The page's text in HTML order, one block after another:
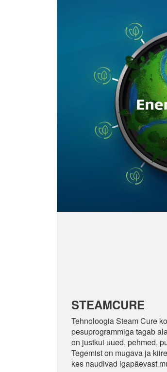
STEAMCURE
Tehnoloogia Steam Cure
pesuprogrammiga tagab
on justkui uued, pehmed,
Tegemist on mugava ja
kes naudivad igapäevast